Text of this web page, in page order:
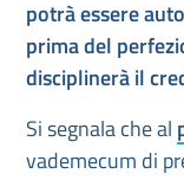
potrà essere
prima del
disciplinerà il
Si segnala che al
vademecum di